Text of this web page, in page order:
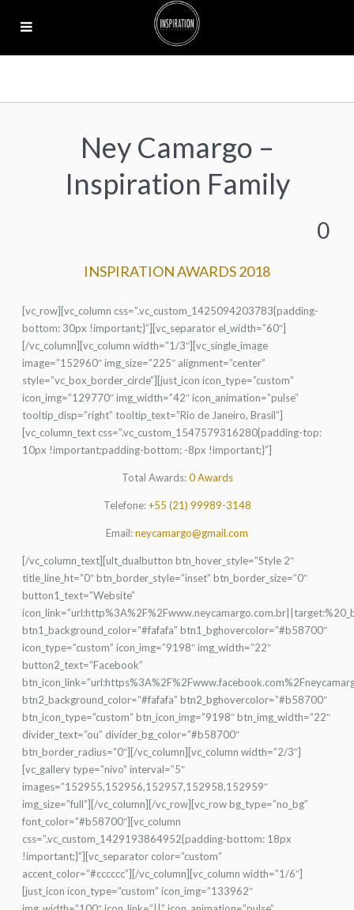
Ney Camargo –
Inspiration Family
0
INSPIRATION AWARDS 2018
[vc_row][vc_column css=”.vc_custom_1425094203783{padding-
bottom: 30px !important;}”][vc_separator el_width=”60″]
[/vc_column][vc_column width=”1/3″][vc_single_image
image=”152960″ img_size=”225″ alignment=”center”
style=”vc_box_border_circle”][just_icon icon_type=”custom”
icon_img=”129770″ img_width=”42″ icon_animation=”pulse”
tooltip_disp=”right” tooltip_text=”Rio de Janeiro, Brasil”]
[vc_column_text css=”.vc_custom_1547579316280{padding-top:
10px !important;padding-bottom: -8px !important;}”]
Total Awards:0 Awards
Telefone:+55 (21) 99989-3148
Email:neycamargo@gmail.com
[/vc_column_text][ult_dualbutton btn_hover_style=”Style 2″
title_line_ht=”0″ btn_border_style=”inset” btn_border_size=”0″
button1_text=”Website”
btn1_background_color=”#fafafa” btn1_bghovercolor=”#b58700″
icon_type=”custom” icon_img=”9198″ img_width=”22″
button2_text=”Facebook”
btn2_background_color=”#fafafa” btn2_bghovercolor=”#b58700″
btn_icon_type=”custom” btn_icon_img=”9198″ btn_img_width=”22″
divider_text=”ou” divider_bg_color=”#b58700″
btn_border_radius=”0″][/vc_column][vc_column width=”2/3″]
[vc_gallery type=”nivo” interval=”5″
images=”152955,152956,152957,152958,152959″
img_size=”full”][/vc_column][/vc_row][vc_row bg_type=”no_bg”
font_color=”#b58700″][vc_column
css=”.vc_custom_1429193864952{padding-bottom: 18px
!important;}”][vc_separator color=”custom”
accent_color=”#cccccc”][/vc_column][vc_column width=”1/6″]
[just_icon icon_type=”custom” icon_img=”133962″